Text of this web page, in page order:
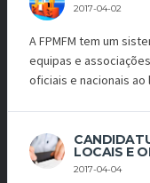
2017-04-02
A FPMFM tem um
equipas e
oficiais e nacionais ao
LOCAIS E
2017-04-04